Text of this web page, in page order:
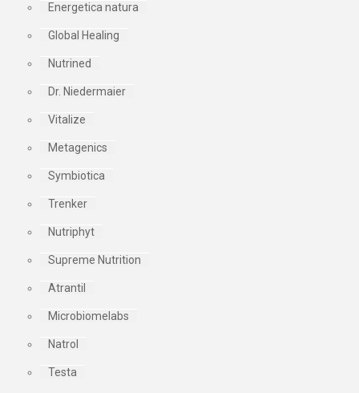
Energetica natura
Global Healing
Nutrined
Dr. Niedermaier
Vitalize
Metagenics
Symbiotica
Trenker
Nutriphyt
Supreme Nutrition
Atrantil
Microbiomelabs
Natrol
Testa